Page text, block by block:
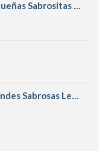
Cortezas De Trigo Pequeñas Sabrositas Leng D´or
Cortezas De Trigo Grandes Sabrosas Leng D´or